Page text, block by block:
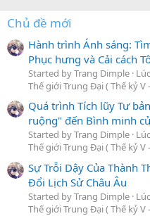
Chủ đề mới
Hành trình Ánh sáng:
Phục hưng và Cải cách
Started by Trang Dimple
Thế giới Trung Đại ( Thế kỷ V
Quá trình Tích lũy Tư
ruộng" đến Bình minh
Started by Trang Dimple
Thế giới Trung Đại ( Thế kỷ V
Sự Trỗi Dậy Của Thành
Đổi Lịch Sử Châu Âu
Started by Trang Dimple
Thế giới Trung Đại ( Thế kỷ V